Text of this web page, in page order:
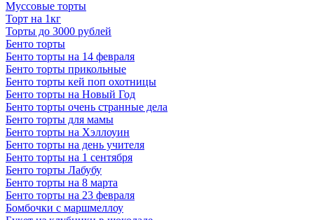
Муссовые торты
Торт на 1кг
Торты до 3000 рублей
Бенто торты
Бенто торты на 14 февраля
Бенто торты прикольные
Бенто торты кей поп охотницы
Бенто торты на Новый Год
Бенто торты очень странные дела
Бенто торты для мамы
Бенто торты на Хэллоуин
Бенто торты на день учителя
Бенто торты на 1 сентября
Бенто торты Лабубу
Бенто торты на 8 марта
Бенто торты на 23 февраля
Бомбочки с маршмеллоу